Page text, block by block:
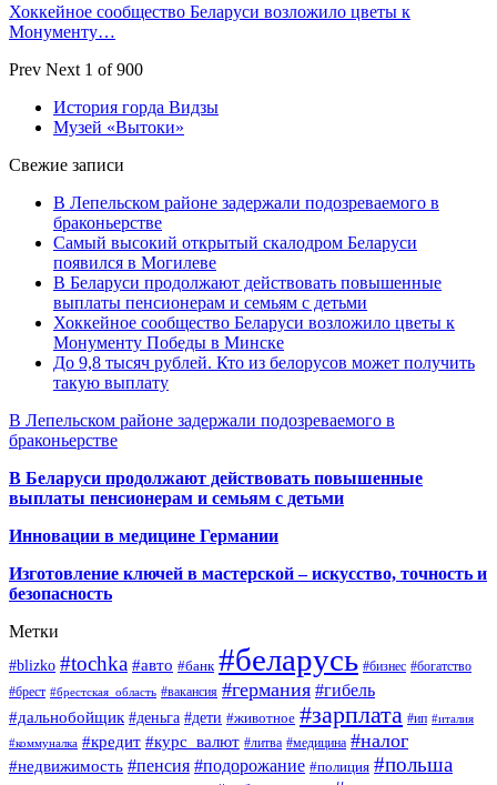
Хоккейное сообщество Беларуси возложило цветы к
Монументу…
Prev Next 1 of 900
История горда Видзы
Музей «Вытоки»
Свежие записи
В Лепельском районе задержали подозреваемого в
браконьерстве
Самый высокий открытый скалодром Беларуси
появился в Могилеве
В Беларуси продолжают действовать повышенные
выплаты пенсионерам и семьям с детьми
Хоккейное сообщество Беларуси возложило цветы к
Монументу Победы в Минске
До 9,8 тысяч рублей. Кто из белорусов может получить
такую выплату
В Лепельском районе задержали подозреваемого в
браконьерстве
В Беларуси продолжают действовать повышенные
выплаты пенсионерам и семьям с детьми
Инновации в медицине Германии
Изготовление ключей в мастерской – искусство, точность и
безопасность
Метки
#blizko #tochka #авто #банк #беларусь #бизнес #богатство
#брест #брестская_область #вакансия #германия #гибель
#дальнобойщик #деньга #дети #животное #зарплата #ип #италия
#коммуналка #кредит #курс_валют #литва #медицина #налог
#недвижимость #пенсия #подорожание #полиция #польша